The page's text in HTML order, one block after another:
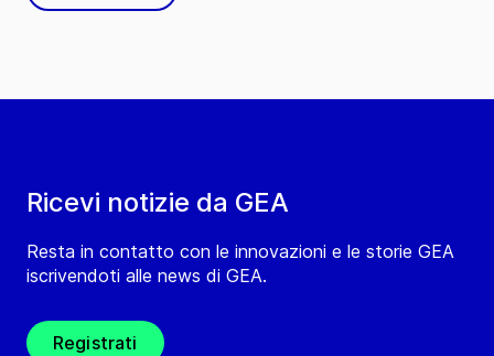
Ricevi notizie da GEA
Resta in contatto con le innovazioni e le storie GEA
iscrivendoti alle news di GEA.
Registrati